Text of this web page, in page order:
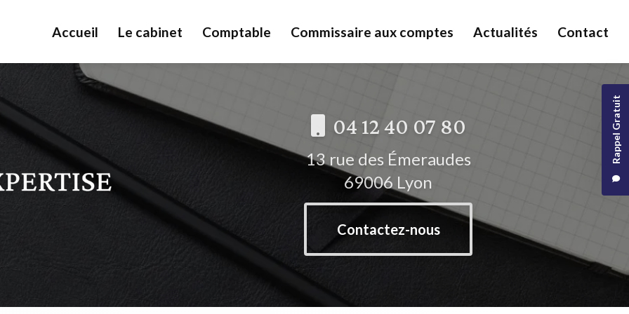
Rappel Gratuit
Accueil Le cabinet Comptable Commissaire aux comptes Actualités Contact
04 12 40 07 80
13 rue des Émeraudes
69006 Lyon
Contactez-nous